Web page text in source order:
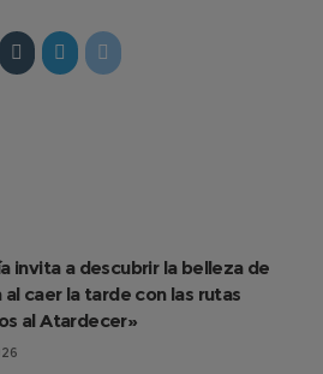
invita a descubrir la belleza de
al caer la tarde con las rutas
al Atardecer»